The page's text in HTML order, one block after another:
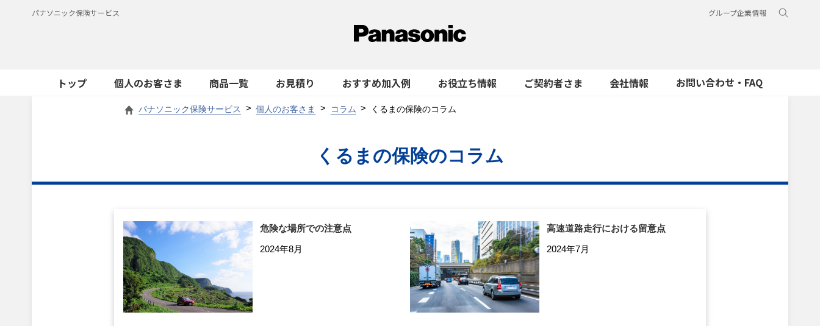
パナソニック保険サービス グループ企業情報
トップ 個人のお客さま 商品一覧 お見積り おすすめ加入例 お役立ち情報 ご契約者さま 会社情報 お問い合わせ・FAQ
パナソニック保険サービス 個人のお客さま コラム くるまの保険のコラム
くるまの保険のコラム
危険な場所での注意点
2024年8月
高速道路走行における留意点
2024年7月